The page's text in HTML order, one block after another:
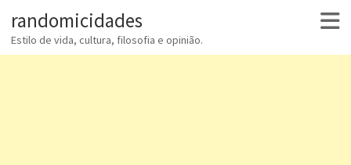
randomicidades
Estilo de vida, cultura, filosofia e opinião.